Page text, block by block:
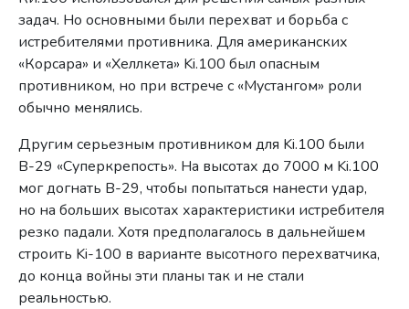
задач. Но основными были перехват и борьба с
истребителями противника. Для американских
«Корсара» и «Хеллкета» Ki.100 был опасным
противником, но при встрече с «Мустангом» роли
обычно менялись.
Другим серьезным противником для Ki.100 были
В-29 «Суперкрепость». На высотах до 7000 м Ki.100
мог догнать B-29, чтобы попытаться нанести удар,
но на больших высотах характеристики истребителя
резко падали. Хотя предполагалось в дальнейшем
строить Ki-100 в варианте высотного перехватчика,
до конца войны эти планы так и не стали
реальностью.